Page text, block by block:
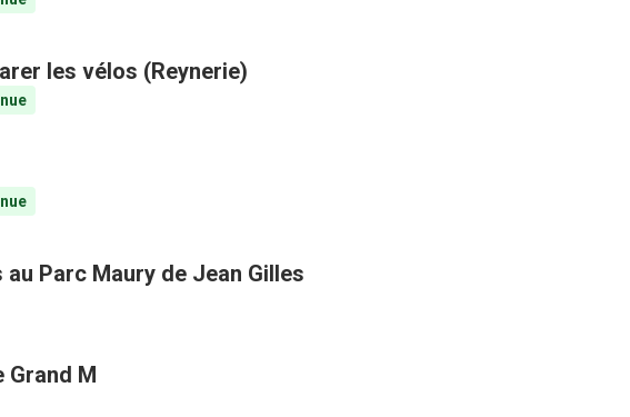
les vélos (Reynerie)
Parc Maury de Jean Gilles
Grand M